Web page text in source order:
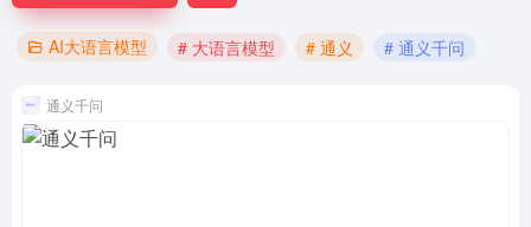
AI大语言模型 # 大语言模型 # 通义 # 通义千问
通义千问